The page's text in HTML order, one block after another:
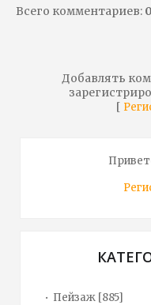
Всего комментариев: 0
Добавлять
[
Пейзаж [885]